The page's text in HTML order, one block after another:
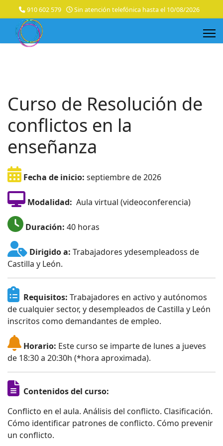
910 602 579 Sin atención telefónica hasta el 10/08/2026
Curso de Resolución de
conflictos en la
enseñanza
Fecha de inicio: septiembre de 2026
Modalidad: Aula virtual (videoconferencia)
Duración: 40 horas
Dirigido a: Trabajadores ydesempleadoss de
Castilla y León.
Requisitos: Trabajadores en activo y autónomos
de cualquier sector, y desempleados de Castilla y León
inscritos como demandantes de empleo.
Horario: Este curso se imparte de lunes a jueves
de 18:30 a 20:30h (*hora aproximada).
Contenidos del curso:
Conflicto en el aula. Análisis del conflicto. Clasificación.
Cómo identificar patrones de conflicto. Cómo prevenir
un conflicto.